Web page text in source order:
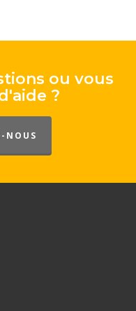
ou vous
?
NOUS